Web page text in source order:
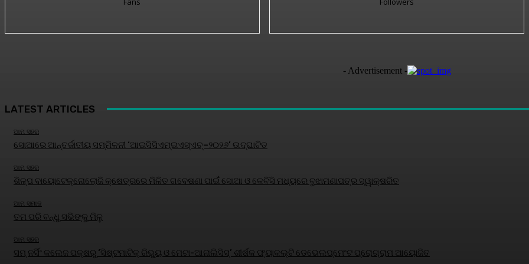
- Advertisement -
LATEST ARTICLES
ଆମ ସହର
ସୋଆରେ ଆନ୍ତର୍ଜାତୀୟ ସମ୍ମିଳନୀ ‘ଆଇସିସିଏମ୍‌ଇଏସ୍‌ଏଚ୍‌–୨୦୨୬’ ଉଦ୍‌ଘାଟିତ
ଆମ ସହର
ଶିଳ୍ପ ବାୟୋଟେକ୍ନୋଲୋଜି କ୍ଷେତ୍ରରେ ମିଳିତ ଗବେଷଣା ପାଇଁ ସୋଆ ଓ କେବିସି ମଧ୍ୟରେ ବୁଝାମଣାପତ୍ର ସ୍ୱାକ୍ଷରିତ
ଆମ ସମାଜ
ତମ ପରି ବନ୍ଧୁ ସଭିଙ୍କୁ ମିଳୁ
ଆମ ସହର
ସମ୍ ନର୍ସିଂ କଲେଜ ପକ୍ଷରୁ ‘ସିଷ୍ଟମାଟିକ୍ ରିଭ୍ୟୁ ଓ ମେଟା-ଆନାଲିସିସ୍‌’ ଶୀର୍ଷକ ଫ୍ୟାକଲ୍ଟି ଡେଭେଲପ୍‌ମେଂଟ ପ୍ରୋଗ୍ରାମ ଆୟୋଜିତ